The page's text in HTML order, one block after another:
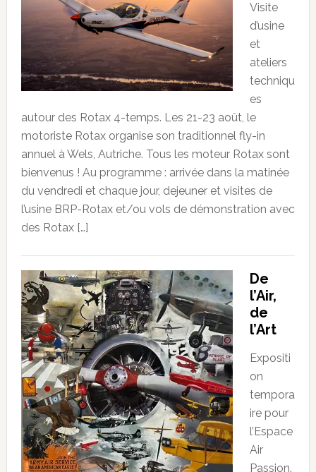
Visite
d’usine
et
ateliers
techniqu
es
autour des Rotax 4-temps. Les 21-23 août, le
motoriste Rotax organise son traditionnel fly-in
annuel à Wels, Autriche. Tous les moteur Rotax sont
bienvenus ! Au programme : arrivée dans la matinée
du vendredi et chaque jour, dejeuner et visites de
l’usine BRP-Rotax et/ou vols de démonstration avec
des Rotax […]
De
l’Air,
de
l’Art
Expositi
on
tempora
ire pour
l’Espace
Air
Passion.